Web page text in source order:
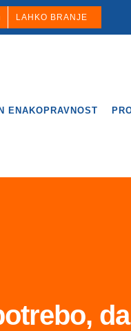
LAHKO BRANJE
ENAKOPRAVNOST